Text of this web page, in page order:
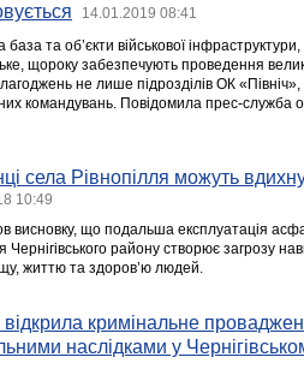
14.01.2019 08:41
база та об’єкти військової
щороку забезпечують проведення
не лише підрозділів ОК
командувань. Повідомила прес-служба
села Рівнопілля можуть
10:49
висновку, що подальша експлуатація
Чернігівського району створює загрозу
життю та здоров’ю людей.
відкрила кримінальне
наслідками у